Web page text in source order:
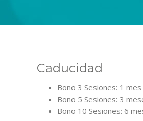
Caducidad
Bono 3 Sesiones: 1
Bono 5 Sesiones: 3
Bono 10 Sesiones: 6